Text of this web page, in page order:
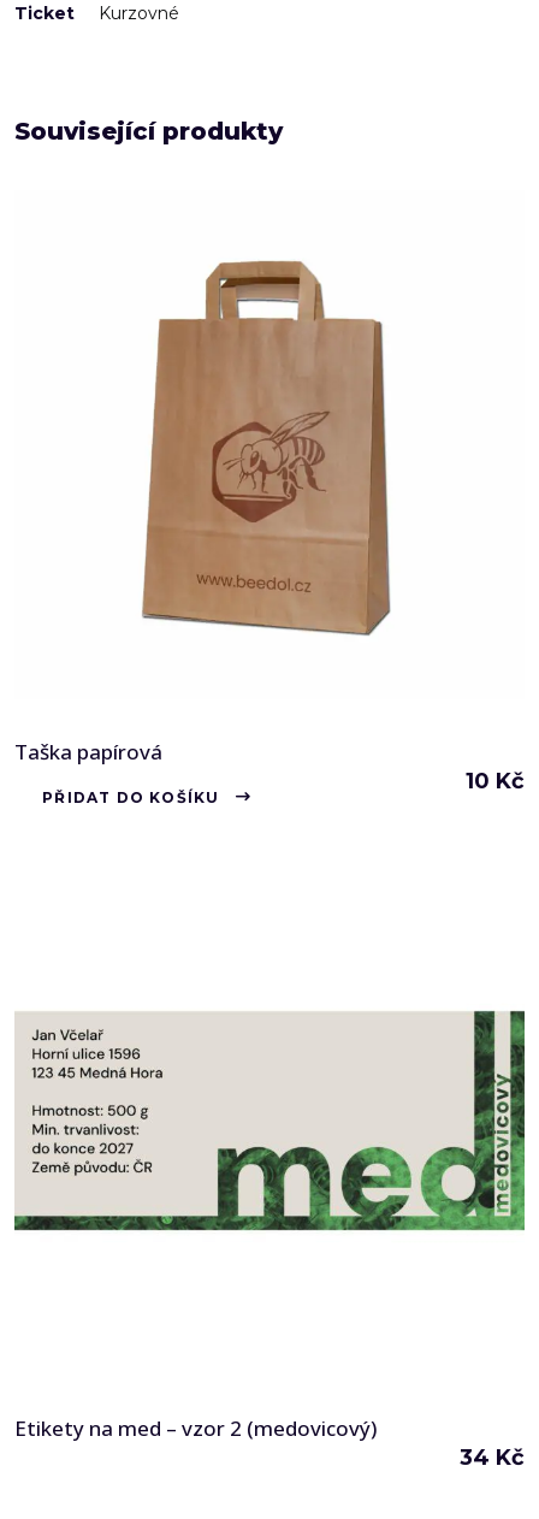
Ticket Kurzovné
Související produkty
Taška papírová
10 Kč
PŘIDAT DO KOŠÍKU
Etikety na med – vzor 2 (medovicový)
34 Kč